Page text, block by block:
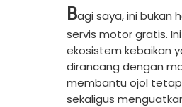
Bagi saya, ini bukan
servis motor gratis.
ekosistem kebaikan
dirancang dengan
membantu ojol
sekaligus